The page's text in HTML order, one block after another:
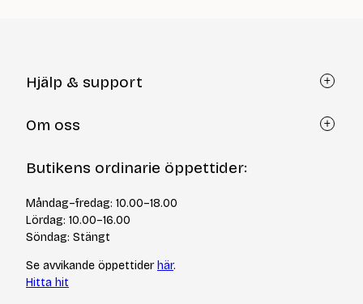
Hjälp & support
Återköp via formulär
Frågor och svar
Cookiepolicy
Integritetspolicy
Om oss
Om Yllotyll
Kurser & events
Tips & tekniker
Varumärken
Jobba hos oss
Butikens ordinarie öppettider:
Måndag–fredag: 10.00–18.00
Lördag: 10.00–16.00
Söndag: Stängt
Se avvikande öppettider här.
Hitta hit